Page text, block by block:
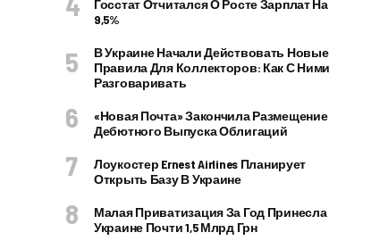
Госстат Отчитался О Росте Зарплат На
9,5%
В Украине Начали Действовать Новые
Правила Для Коллекторов: Как С Ними
Разговаривать
«Новая Почта» Закончила Размещение
Дебютного Выпуска Облигаций
Лоукостер Ernest Airlines Планирует
Открыть Базу В Украине
Малая Приватизация За Год Принесла
Украине Почти 1,5 Млрд Грн